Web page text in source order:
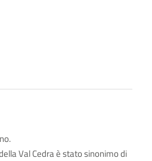
Val Cedra è stato sinonimo di